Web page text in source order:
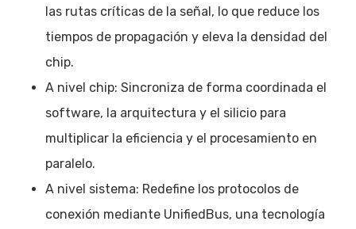
las rutas críticas de la señal, lo que reduce los
tiempos de propagación y eleva la densidad del
chip.
A nivel chip: Sincroniza de forma coordinada el
software, la arquitectura y el silicio para
multiplicar la eficiencia y el procesamiento en
paralelo.
A nivel sistema: Redefine los protocolos de
conexión mediante UnifiedBus, una tecnología